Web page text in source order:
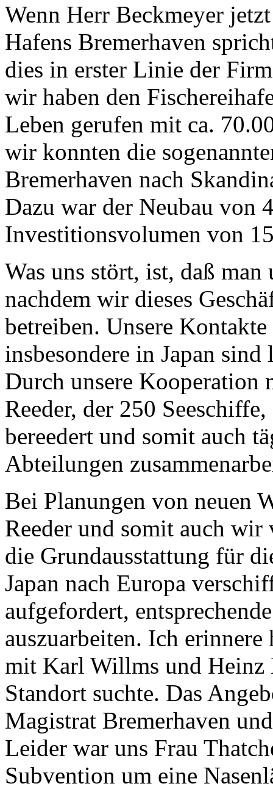
Wenn Herr Beckmeyer
Hafens Bremerhaven
dies in erster Linie der
wir haben den
Leben gerufen mit ca.
wir konnten die
Bremerhaven nach
Dazu war der Neubau von
Investitionsvolumen von
Was uns stört, ist, daß
nachdem wir dieses
betreiben. Unsere
insbesondere in Japan
Durch unsere Kooperation
Reeder, der 250
bereedert und somit auch
Abteilungen
Bei Planungen von neuen
Reeder und somit auch
die Grundausstattung für
Japan nach Europa
aufgefordert,
auszuarbeiten. Ich
mit Karl Willms und Heinz
Standort suchte. Das
Magistrat Bremerhaven
Leider war uns Frau
Subvention um eine